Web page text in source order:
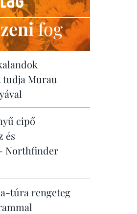
fog
tudja Murau
cipő
és
Northfinder
túra rengeteg